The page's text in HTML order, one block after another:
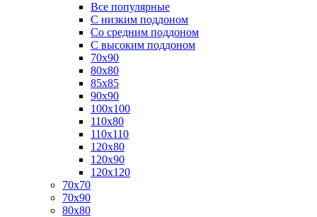
Все популярные
C низким поддоном
Со средним поддоном
С высоким поддоном
70х90
80х80
85х85
90х90
100х100
110х80
110х110
120х80
120х90
120х120
70х70
70х90
80х80